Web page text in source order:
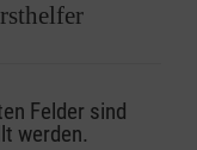
Felder sind
werden.